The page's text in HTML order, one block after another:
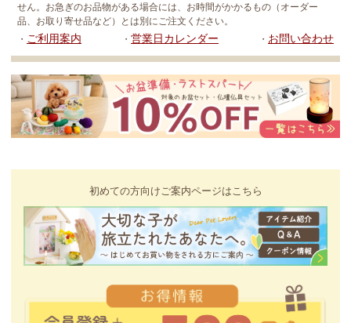
せん。お急ぎのお品物がある場合には、お時間がかかるもの（オーダー
品、お取り寄せ品など）とは別にご注文ください。
・ ご利用案内 ・ 営業日カレンダー ・ お問い合わせ
初めての方向けご案内ページはこちら